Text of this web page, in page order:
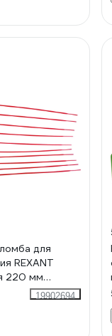
для
REXANT
220 мм
07-611119902694